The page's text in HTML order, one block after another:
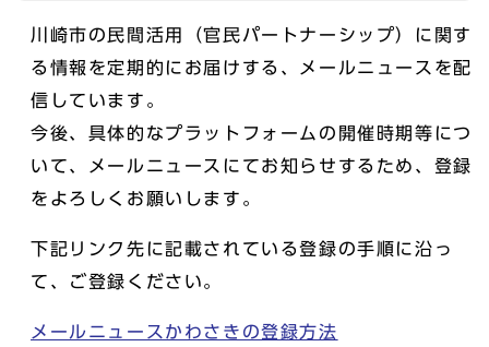
川崎市の民間活用（官民パートナーシップ）に関す
る情報を定期的にお届けする、メールニュースを配
信しています。
今後、具体的なプラットフォームの開催時期等につ
いて、メールニュースにてお知らせするため、登録
をよろしくお願いします。
下記リンク先に記載されている登録の手順に沿っ
て、ご登録ください。
メールニュースかわさきの登録方法